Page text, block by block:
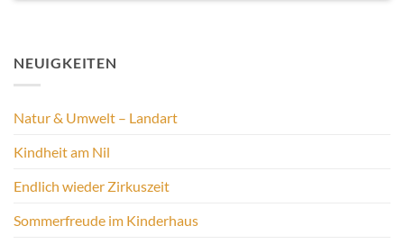
NEUIGKEITEN
Natur & Umwelt – Landart
Kindheit am Nil
Endlich wieder Zirkuszeit
Sommerfreude im Kinderhaus